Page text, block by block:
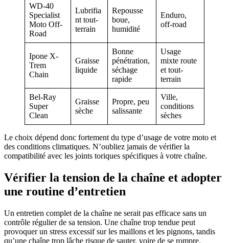
WD-40
Specialist
Moto Off-
Road
Lubrifia
nt tout-
terrain
Repousse
boue,
humidité
Enduro,
off-road
Ipone X-
Trem
Chain
Graisse
liquide
Bonne
pénétration,
séchage
rapide
Usage
mixte route
et tout-
terrain
Bel-Ray
Super
Clean
Graisse
sèche
Propre, peu
salissante
Ville,
conditions
sèches
Le choix dépend donc fortement du type d’usage de votre moto et
des conditions climatiques. N’oubliez jamais de vérifier la
compatibilité avec les joints toriques spécifiques à votre chaîne.
Vérifier la tension de la chaîne et adopter
une routine d’entretien
Un entretien complet de la chaîne ne serait pas efficace sans un
contrôle régulier de sa tension. Une chaîne trop tendue peut
provoquer un stress excessif sur les maillons et les pignons, tandis
qu’une chaîne trop lâche risque de sauter, voire de se rompre.